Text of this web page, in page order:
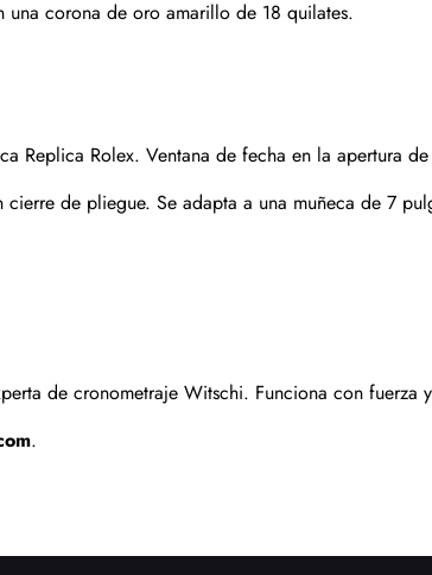
corona de oro amarillo de 18 quilates.
Replica Rolex. Ventana de fecha en la apertura
de pliegue. Se adapta a una muñeca de 7
de cronometraje Witschi. Funciona con fuerza
.